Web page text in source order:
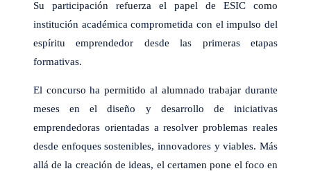
Su participación refuerza el papel de ESIC como
institución académica comprometida con el impulso del
espíritu emprendedor desde las primeras etapas
formativas.
El concurso ha permitido al alumnado trabajar durante
meses en el diseño y desarrollo de iniciativas
emprendedoras orientadas a resolver problemas reales
desde enfoques sostenibles, innovadores y viables. Más
allá de la creación de ideas, el certamen pone el foco en